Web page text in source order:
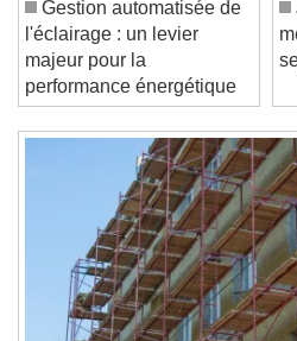
Current Time0:00
/
Duration
Loaded:0%
Stream TypeLIVE
Seek to live, currently
Remaining Time-0:00
Playback Rate
Chapters
Chapters
Descriptions
Gestion automatisée de
l'éclairage : un levier
majeur pour la
performance énergétique